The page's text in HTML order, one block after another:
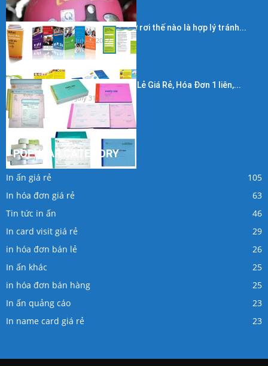
Kích thước in tờ rơi thế nào là hợp lý tránh...
July 7, 2017
In Hóa Đơn Bán Lẻ Giá Rẻ, Hóa Đơn 1 liên,...
July 31, 2017
POPULAR CATEGORY
In ấn giá rẻ
105
In hóa đơn giá rẻ
63
Tin tức in ấn
46
In card visit giá rẻ
29
in hóa đơn bán lẻ
26
In ấn khác
25
in hóa đơn bán hàng
25
In ấn quảng cáo
23
In name card giá rẻ
23